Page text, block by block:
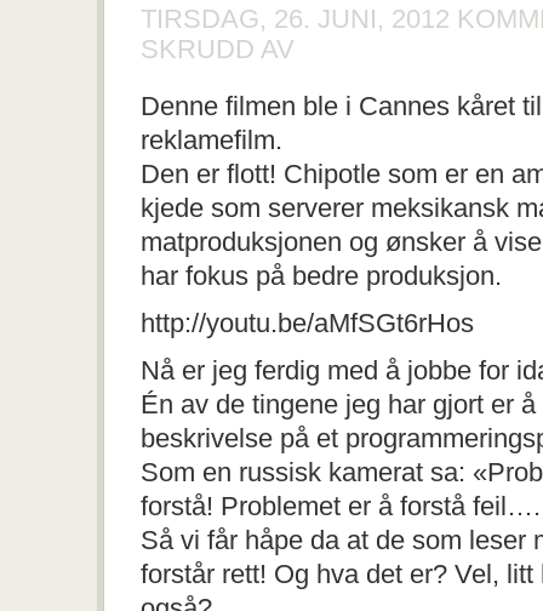
TIRSDAG, 26. JUNI, 2012
SKRUDD AV
BESTE
REKLAMEFILM
Denne filmen ble i Cannes kåret
reklamefilm.
Den er flott! Chipotle som er en
kjede som serverer meksikansk
matproduksjonen og ønsker å
har fokus på bedre produksjon.
http://youtu.be/aMfSGt6rHos
Nå er jeg ferdig med å jobbe for
Én av de tingene jeg har gjort er
beskrivelse på et
Som en russisk kamerat sa:
forstå! Problemet er å forstå
Så vi får håpe da at de som leser
forstår rett! Og hva det er? Vel,